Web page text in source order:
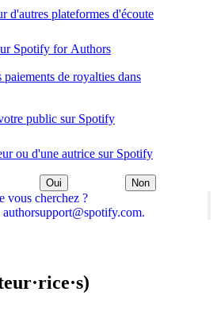
vous cherchez ?
authorsupport@spotify.com.
d'autres plateformes d'écoute
Spotify for Authors
de royalties dans
public sur Spotify
ou d'une autrice sur Spotify
Oui Non